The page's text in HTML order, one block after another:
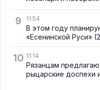
9 11:54
В этом году
«Есенинской Руси»
10 11:14
Рязанцам
рыцарские доспехи